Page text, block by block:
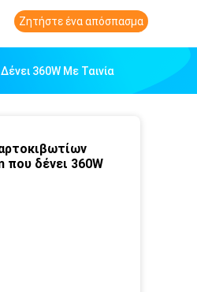
Ζητήστε ένα απόσπασμα
360W Με Ταινία
που δένει 360W